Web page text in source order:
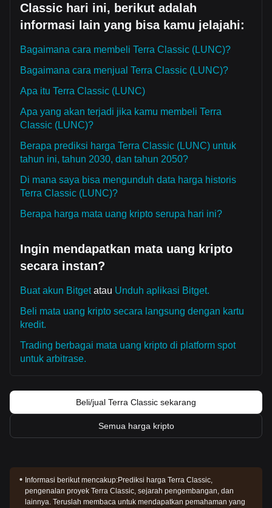
Classic hari ini, berikut adalah
informasi lain yang bisa kamu jelajahi:
Bagaimana cara membeli Terra Classic (LUNC)?
Bagaimana cara menjual Terra Classic (LUNC)?
Apa itu Terra Classic (LUNC)
Apa yang akan terjadi jika kamu membeli Terra
Classic (LUNC)?
Berapa prediksi harga Terra Classic (LUNC) untuk
tahun ini, tahun 2030, dan tahun 2050?
Di mana saya bisa mengunduh data harga historis
Terra Classic (LUNC)?
Berapa harga mata uang kripto serupa hari ini?
Ingin mendapatkan mata uang kripto
secara instan?
Buat akun Bitgetatau Unduh aplikasi Bitget.
Beli mata uang kripto secara langsung dengan kartu
kredit.
Trading berbagai mata uang kripto di platform spot
untuk arbitrase.
Beli/jual Terra Classic sekarang
Semua harga kripto
Informasi berikut mencakup:Prediksi harga Terra Classic,
pengenalan proyek Terra Classic, sejarah pengembangan, dan
lainnya. Teruslah membaca untuk mendapatkan pemahaman yang